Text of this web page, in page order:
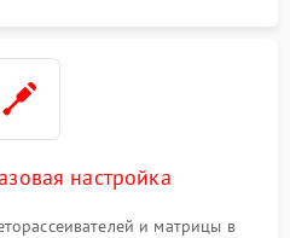
настройка
и матрицы в